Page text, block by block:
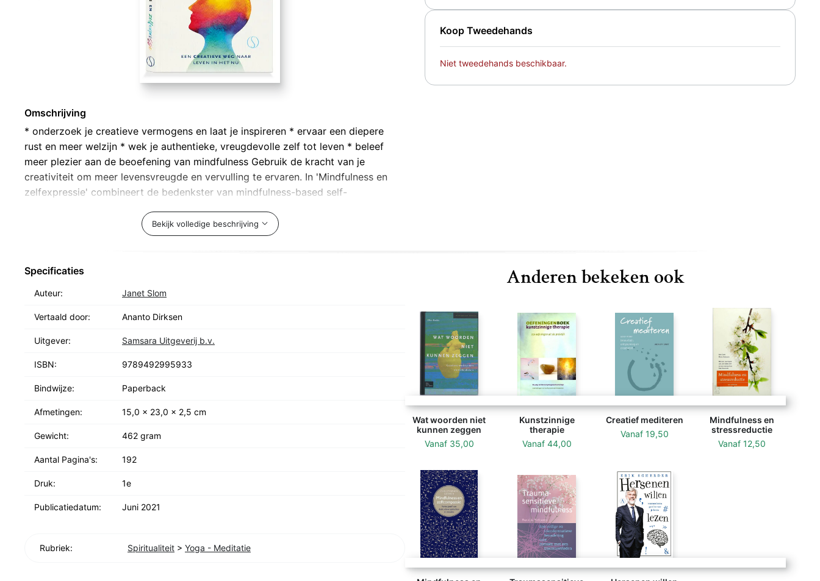
Koop Tweedehands
Niet tweedehands beschikbaar.
Omschrijving
* onderzoek je creatieve vermogens en laat je inspireren * ervaar een diepere
rust en meer welzijn * wek je authentieke, vreugdevolle zelf tot leven * beleef
meer plezier aan de beoefening van mindfulness Gebruik de kracht van je
creativiteit om meer levensvreugde en vervulling te ervaren. In 'Mindfulness en
zelfexpressie' combineert de bedenkster van mindfulness-based self-
experimenteren) met mindfulnessmeditaties en milde yogaoefeningen, om je te
helpen de beperkingen van alledag te boven te komen en tot uitdrukking te
oefeningen om vast te leggen wat je op deze reis allemaal ontdekt. Ten slotte
meer aanwezigheid, vreugde en voldoening te ervaren.
Bekijk volledige beschrijving
Anderen bekeken ook
Wat woorden niet
kunnen zeggen
Vanaf 35,00
Kunstzinnige
therapie
Vanaf 44,00
Creatief mediteren
Vanaf 19,50
Mindfulness en
stressreductie
Vanaf 12,50
Specificaties
Auteur: Janet Slom
Vertaald door: Ananto Dirksen
Uitgever: Samsara Uitgeverij b.v.
ISBN: 9789492995933
Bindwijze: Paperback
Afmetingen: 15,0 x 23,0 x 2,5 cm
Gewicht: 462 gram
Aantal Pagina's: 192
Druk: 1e
Publicatiedatum: Juni 2021
Rubriek: Spiritualiteit > Yoga - Meditatie